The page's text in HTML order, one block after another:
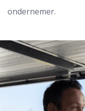
ondernemer.